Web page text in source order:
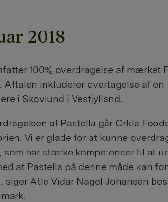
2018
100% overdragelse af mærket
Aftalen inkluderer overtagelse af en
i Skovlund i Vestjylland.
af Pastella går Orkla
Vi er glade for at kunne
som har stærke kompetencer til at
at Pastella på denne måde kan
siger Atle Vidar Nagel Johansen